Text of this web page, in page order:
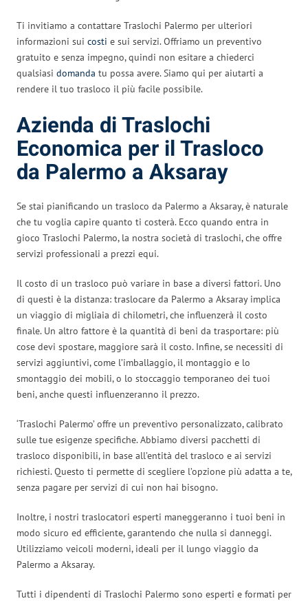
Ti invitiamo a contattare Traslochi Palermo per ulteriori
informazioni sui costi e sui servizi. Offriamo un preventivo
gratuito e senza impegno, quindi non esitare a chiederci
qualsiasi domanda tu possa avere. Siamo qui per aiutarti a
rendere il tuo trasloco il più facile possibile.
Azienda di Traslochi
Economica per il Trasloco
da Palermo a Aksaray
Se stai pianificando un trasloco da Palermo a Aksaray, è naturale
che tu voglia capire quanto ti costerà. Ecco quando entra in
gioco Traslochi Palermo, la nostra società di traslochi, che offre
servizi professionali a prezzi equi.
Il costo di un trasloco può variare in base a diversi fattori. Uno
di questi è la distanza: traslocare da Palermo a Aksaray implica
un viaggio di migliaia di chilometri, che influenzerà il costo
finale. Un altro fattore è la quantità di beni da trasportare: più
cose devi spostare, maggiore sarà il costo. Infine, se necessiti di
servizi aggiuntivi, come l’imballaggio, il montaggio e lo
smontaggio dei mobili, o lo stoccaggio temporaneo dei tuoi
beni, anche questi influenzeranno il prezzo.
‘Traslochi Palermo’ offre un preventivo personalizzato, calibrato
sulle tue esigenze specifiche. Abbiamo diversi pacchetti di
trasloco disponibili, in base all’entità del trasloco e ai servizi
richiesti. Questo ti permette di scegliere l’opzione più adatta a te,
senza pagare per servizi di cui non hai bisogno.
Inoltre, i nostri traslocatori esperti maneggeranno i tuoi beni in
modo sicuro ed efficiente, garantendo che nulla si danneggi.
Utilizziamo veicoli moderni, ideali per il lungo viaggio da
Palermo a Aksaray.
Tutti i dipendenti di Traslochi Palermo sono esperti e formati per